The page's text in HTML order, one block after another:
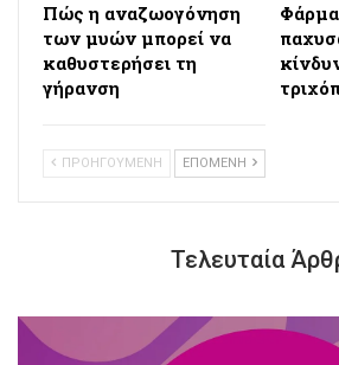
Πώς η αναζωογόνηση
των μυών μπορεί να
καθυστερήσει τη
γήρανση
ΠΡΟΗΓΟΥΜΕΝΗ ΕΠΟΜΕΝΗ
Τελευταία